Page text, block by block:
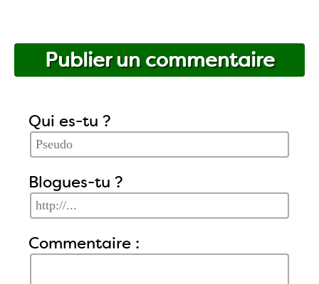
Publier un commentaire
Qui es-tu ?
Blogues-tu ?
Commentaire :